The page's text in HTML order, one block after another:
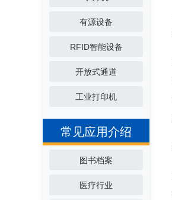
有源设备
RFID智能设备
开放式通道
工业打印机
常见应用介绍
图书档案
医疗行业